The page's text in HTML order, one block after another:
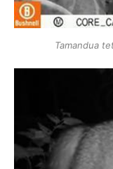
Tamandua